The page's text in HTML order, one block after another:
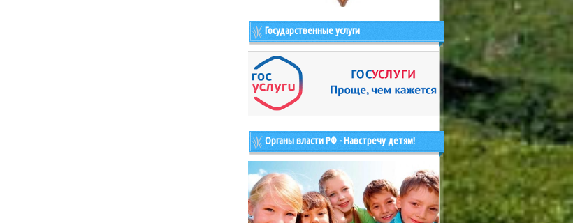
Государственные услуги
Органы власти РФ - Навстречу детям!